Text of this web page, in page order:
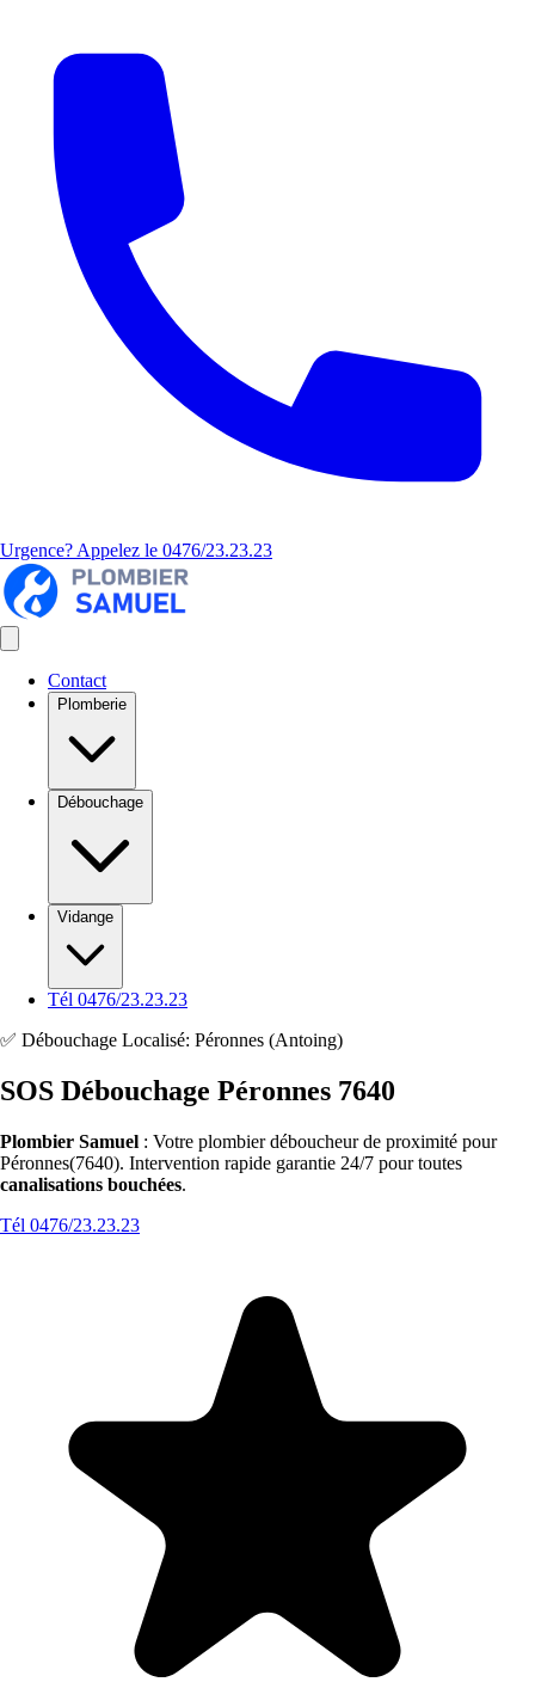
Urgence? Appelez le 0476/23.23.23
Contact
Plomberie
Débouchage
Vidange
Tél 0476/23.23.23
✅ Débouchage Localisé: Péronnes (Antoing)
SOS Débouchage Péronnes 7640
Plombier Samuel : Votre plombier déboucheur de proximité pour
Péronnes(7640). Intervention rapide garantie 24/7 pour toutes
canalisations bouchées.
Tél 0476/23.23.23